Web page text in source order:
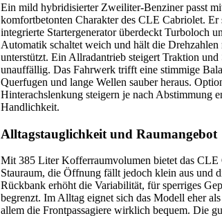
Ein mild hybridisierter Zweiliter-Benziner passt
komfortbetonten Charakter des CLE Cabriolet.
integrierte Startergenerator überdeckt Turboloch
Automatik schaltet weich und hält die Drehzahlen
unterstützt. Ein Allradantrieb steigert Traktion
unauffällig. Das Fahrwerk trifft eine stimmige
Querfugen und lange Wellen sauber heraus.
Hinterachslenkung steigern je nach Abstimmung
Handlichkeit.
Alltagstauglichkeit und Raumangebot
Mit 385 Liter Kofferraumvolumen bietet das
Stauraum, die Öffnung fällt jedoch klein aus und
Rückbank erhöht die Variabilität, für sperriges
begrenzt. Im Alltag eignet sich das Modell eher
allem die Frontpassagiere wirklich bequem. Die